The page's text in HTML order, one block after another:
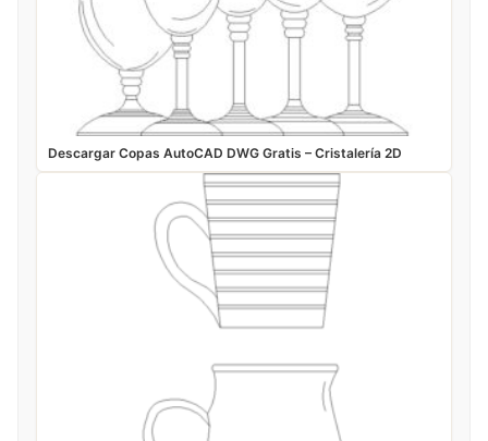
Descargar Copas AutoCAD DWG Gratis – Cristalería 2D